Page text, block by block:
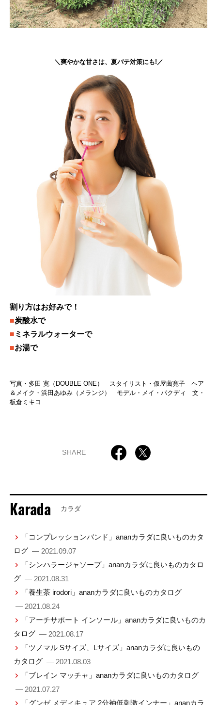
＼爽やかな甘さは、夏バテ対策にも!／
割り方はお好みで！
■炭酸水で
■ ミネラルウォーターで
■お湯で
写真・多田 寛（DOUBLE ONE） スタイリスト・仮屋薗寛子 ヘア
＆メイク・浜田あゆみ（メランジ） モデル・メイ・パクディ 文・
板倉ミキコ
SHARE
Karada カラダ
「コンプレッションバンド」ananカラダに良いものカタ
ログ — 2021.09.07
「シンハラージャソープ」ananカラダに良いものカタロ
グ — 2021.08.31
「養生茶 irodori」ananカラダに良いものカタログ
— 2021.08.24
「アーチサポート インソール」ananカラダに良いものカ
タログ — 2021.08.17
「ツノマル Sサイズ、Lサイズ」ananカラダに良いもの
カタログ — 2021.08.03
「ブレイン マッチャ」ananカラダに良いものカタログ
— 2021.07.27
「グンゼ メディキュア 2分袖低刺激インナー」ananカラ